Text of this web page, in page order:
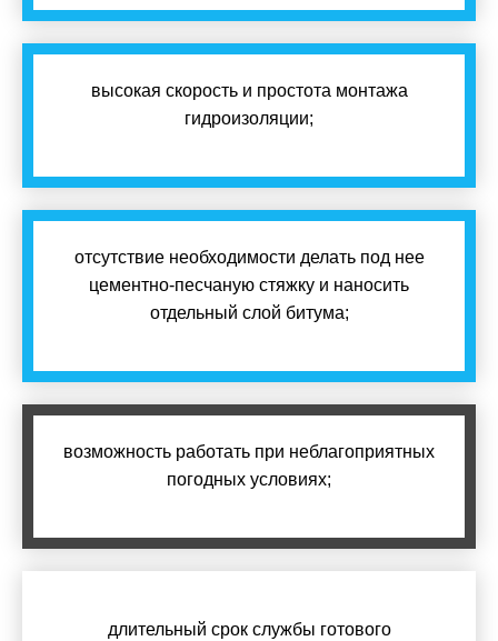
высокая скорость и простота монтажа
гидроизоляции;
отсутствие необходимости делать под нее
цементно-песчаную стяжку и наносить
отдельный слой битума;
возможность работать при неблагоприятных
погодных условиях;
длительный срок службы готового